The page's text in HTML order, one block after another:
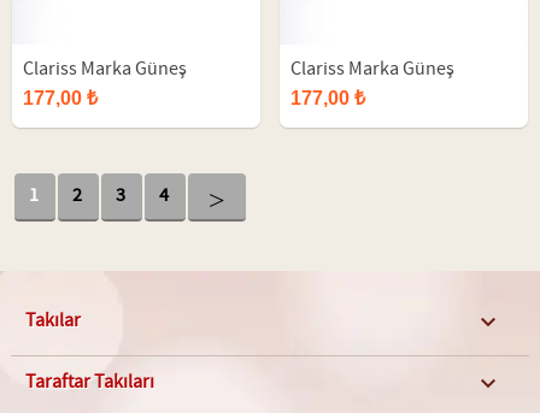
Clariss Marka Güneş
Gözlüğü
177,00 ₺
Clariss Marka Güneş
Gözlüğü
177,00 ₺
1 2 3 4 >
Takılar 
Taraftar Takıları 